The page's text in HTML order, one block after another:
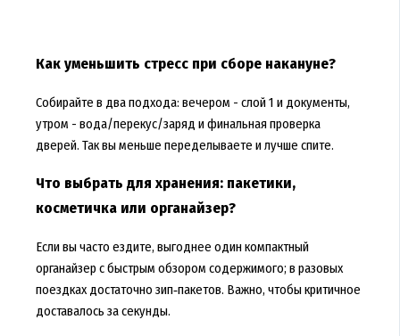
Как уменьшить стресс при сборе накануне?
Собирайте в два подхода: вечером - слой 1 и документы,
утром - вода/перекус/заряд и финальная проверка
дверей. Так вы меньше переделываете и лучше спите.
Что выбрать для хранения: пакетики,
косметичка или органайзер?
Если вы часто ездите, выгоднее один компактный
органайзер с быстрым обзором содержимого; в разовых
поездках достаточно зип‑пакетов. Важно, чтобы критичное
доставалось за секунды.